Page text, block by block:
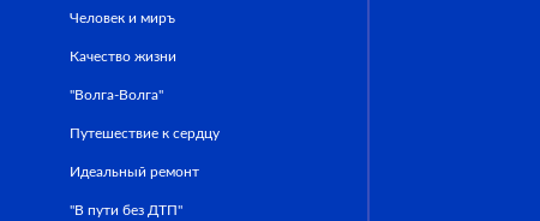
Человек и миръ
Качество жизни
"Волга-Волга"
Путешествие к сердцу
Идеальный ремонт
"В пути без ДТП"